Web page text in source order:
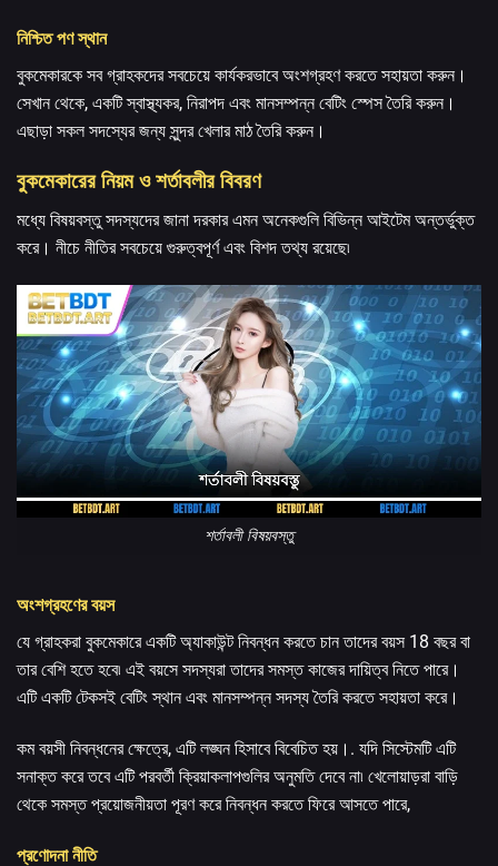
নিশ্চিত পণ স্থান
বুকমেকারকে সব গ্রাহকদের সবচেয়ে কার্যকরভাবে অংশগ্রহণ করতে সহায়তা করুন।
সেখান থেকে, একটি স্বাস্থ্যকর, নিরাপদ এবং মানসম্পন্ন বেটিং স্পেস তৈরি করুন।
এছাড়া সকল সদস্যের জন্য সুন্দর খেলার মাঠ তৈরি করুন।
বুকমেকারের নিয়ম ও শর্তাবলীর বিবরণ
মধ্যে বিষয়বস্তু সদস্যদের জানা দরকার এমন অনেকগুলি বিভিন্ন আইটেম অন্তর্ভুক্ত
করে। নীচে নীতির সবচেয়ে গুরুত্বপূর্ণ এবং বিশদ তথ্য রয়েছে৷
শর্তাবলী বিষয়বস্তু
অংশগ্রহণের বয়স
যে গ্রাহকরা বুকমেকারে একটি অ্যাকাউন্ট নিবন্ধন করতে চান তাদের বয়স 18 বছর বা
তার বেশি হতে হবে৷ এই বয়সে সদস্যরা তাদের সমস্ত কাজের দায়িত্ব নিতে পারে।
এটি একটি টেকসই বেটিং স্থান এবং মানসম্পন্ন সদস্য তৈরি করতে সহায়তা করে।
কম বয়সী নিবন্ধনের ক্ষেত্রে, এটি লঙ্ঘন হিসাবে বিবেচিত হয়।. যদি সিস্টেমটি এটি
সনাক্ত করে তবে এটি পরবর্তী ক্রিয়াকলাপগুলির অনুমতি দেবে না৷ খেলোয়াড়রা বাড়ি
থেকে সমস্ত প্রয়োজনীয়তা পূরণ করে নিবন্ধন করতে ফিরে আসতে পারে,
প্রণোদনা নীতি